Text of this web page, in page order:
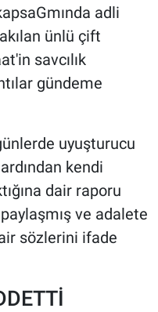
adli
ünlü çift
savcılık
gündeme
uyuşturucu
kendi
dair raporu
ve adalete
sözlerini ifade